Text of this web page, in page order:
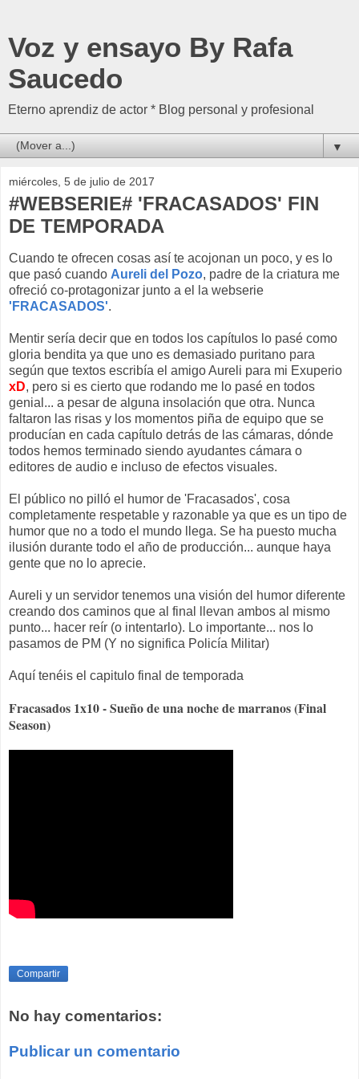
Voz y ensayo By Rafa
Saucedo
Eterno aprendiz de actor * Blog personal y profesional
▼
miércoles, 5 de julio de 2017
#WEBSERIE# 'FRACASADOS' FIN
DE TEMPORADA
Cuando te ofrecen cosas así te acojonan un poco, y es lo
que pasó cuando Aureli del Pozo, padre de la criatura me
ofreció co-protagonizar junto a el la webserie
'FRACASADOS'.
Mentir sería decir que en todos los capítulos lo pasé como
gloria bendita ya que uno es demasiado puritano para
según que textos escribía el amigo Aureli para mi Exuperio
xD, pero si es cierto que rodando me lo pasé en todos
genial... a pesar de alguna insolación que otra. Nunca
faltaron las risas y los momentos piña de equipo que se
producían en cada capítulo detrás de las cámaras, dónde
todos hemos terminado siendo ayudantes cámara o
editores de audio e incluso de efectos visuales.
El público no pilló el humor de 'Fracasados', cosa
completamente respetable y razonable ya que es un tipo de
humor que no a todo el mundo llega. Se ha puesto mucha
ilusión durante todo el año de producción... aunque haya
gente que no lo aprecie.
Aureli y un servidor tenemos una visión del humor diferente
creando dos caminos que al final llevan ambos al mismo
punto... hacer reír (o intentarlo). Lo importante... nos lo
pasamos de PM (Y no significa Policía Militar)
Aquí tenéis el capitulo final de temporada
Fracasados 1x10 - Sueño de una noche de marranos (Final
Season)
Compartir
No hay comentarios:
Publicar un comentario